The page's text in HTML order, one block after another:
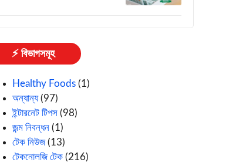
⚡ বিভাগসমূহ
Healthy Foods (1)
অন্যান্য(97)
ইন্টারনেট টিপস (98)
জন্ম নিবন্ধন (1)
টেক নিউজ(13)
টেকনোলজি টেক (216)